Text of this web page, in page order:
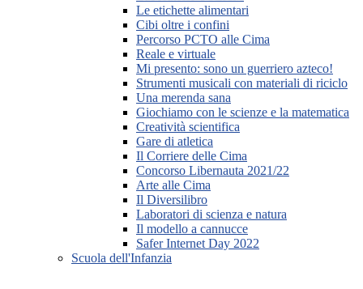
Le etichette alimentari
Cibi oltre i confini
Percorso PCTO alle Cima
Reale e virtuale
Mi presento: sono un guerriero azteco!
Strumenti musicali con materiali di riciclo
Una merenda sana
Giochiamo con le scienze e la matematica
Creatività scientifica
Gare di atletica
Il Corriere delle Cima
Concorso Libernauta 2021/22
Arte alle Cima
Il Diversilibro
Laboratori di scienza e natura
Il modello a cannucce
Safer Internet Day 2022
Scuola dell'Infanzia